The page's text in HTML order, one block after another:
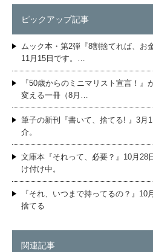
ピックアップ記事
ムック本・第2弾『8割捨てれば、お
11月15日です。…
『50歳からのミニマリスト宣言！
変える一冊（8月…
筆子の新刊『書いて、捨てる! 』3月
介。
文庫本『それって、必要？』10月28
け付け中。
『それ、いつまで持ってるの？』
捨てる
関連記事